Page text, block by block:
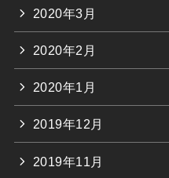
2020年3月
2020年2月
2020年1月
2019年12月
2019年11月